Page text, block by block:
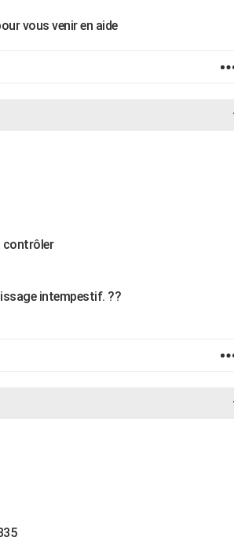
vous venir en aide
contrôler
intempestif. ??